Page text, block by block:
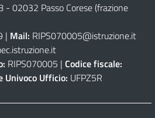
- 02032 Passo Corese (frazione
| Mail: RIPS070005@istruzione.it
RIPS070005 | Codice fiscale:
Univoco Ufficio: UFPZ5R